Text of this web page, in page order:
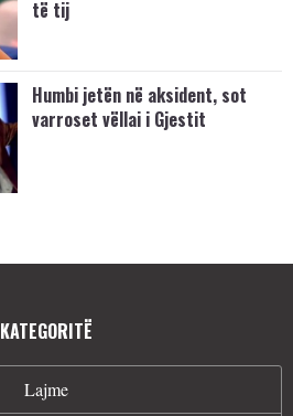
të tij
Humbi jetën në aksident, sot
varroset vëllai i Gjestit
KATEGORITË
Lajme